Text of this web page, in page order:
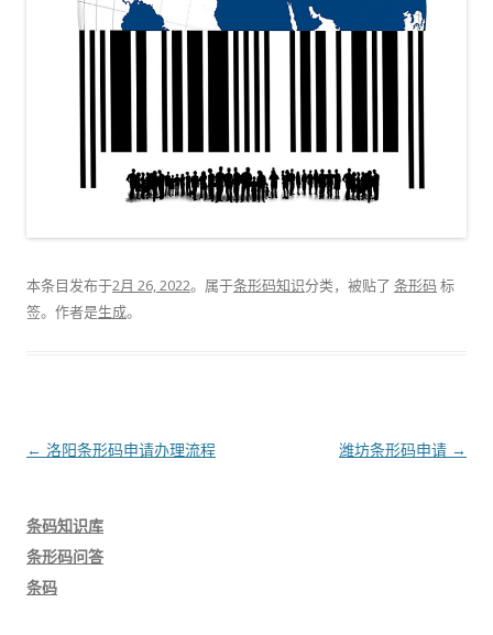
本条目发布于2月 26, 2022。属于条形码知识分类，被贴了 条形码 标
签。 作者是生成。
文
← 洛阳条形码申请办理流程 潍坊条形码申请 →
条码知识库
条形码问答
条码